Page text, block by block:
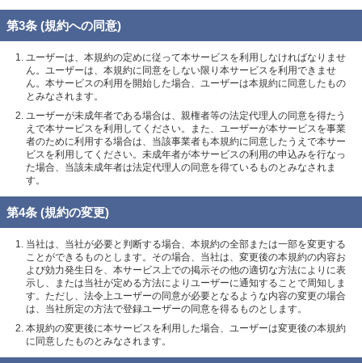
第3条 (規約への同意)
ユーザーは、本規約の定めに従って本サービスを利用しなければなりませ
ん。ユーザーは、本規約に同意をしない限り本サービスを利用できませ
ん。本サービスの利用を開始した場合、ユーザーは本規約に同意したもの
とみなされます。
ユーザーが未成年者である場合は、親権者等の法定代理人の同意を得たう
えで本サービスを利用してください。また、ユーザーが本サービスを事業
者のために利用する場合は、当該事業者も本規約に同意したうえで本サー
ビスを利用してください。未成年者が本サービスの利用の申込みを行なっ
た場合、当該未成年者は法定代理人の同意を得ているものとみなされま
す。
第4条 (規約の変更)
当社は、当社が必要と判断する場合、本規約の全部または一部を変更する
ことができるものとします。その場合、当社は、変更後の本規約の内容お
よび効力発生日を、本サービス上での掲示その他の適切な方法によりに表
示し、または当社が定める方法によりユーザーに通知することで周知しま
す。ただし、法令上ユーザーの同意が必要となるような内容の変更の場合
は、当社所定の方法で登録ユーザーの同意を得るものとします。
本規約の変更後に本サービスを利用した場合、ユーザーは変更後の本規約
に同意したものとみなされます。